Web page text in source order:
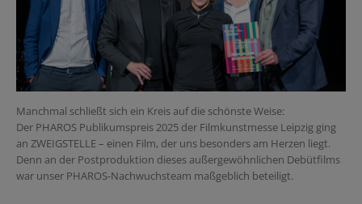
Manchmal schließt sich ein Kreis auf die schönste Weise:
Der PHAROS Publikumspreis 2025 der Filmkunstmesse Leipzig ging
an ZWEIGSTELLE – einen Film, der uns besonders am Herzen liegt.
Denn an der Postproduktion dieses außergewöhnlichen Debütfilms
war unser PHAROS-Nachwuchsteam maßgeblich beteiligt.